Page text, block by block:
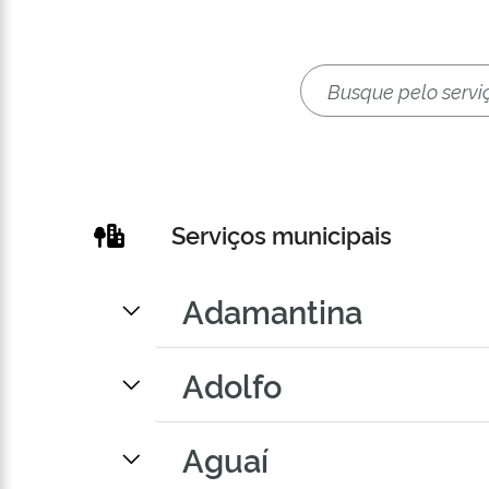
Serviços municipais
Adamantina
Adolfo
Aguaí